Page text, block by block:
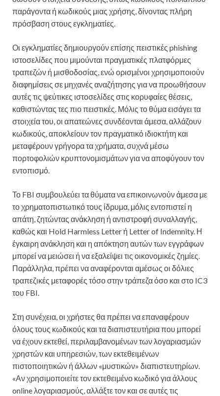
παράγοντα ή κωδικούς μιας χρήσης, δίνοντας πλήρη
πρόσβαση στους εγκληματίες.
Οι εγκληματίες δημιουργούν επίσης πειστικές phishing
ιστοσελίδες που μιμούνται πραγματικές πλατφόρμες
τραπεζών ή μισθοδοσίας, ενώ ορισμένοι χρησιμοποιούν
διαφημίσεις σε μηχανές αναζήτησης για να προωθήσουν
αυτές τις ψεύτικες ιστοσελίδες στις κορυφαίες θέσεις,
καθιστώντας τες πιο πειστικές. Μόλις το θύμα εισάγει τα
στοιχεία του, οι απατεώνες συνδέονται άμεσα, αλλάζουν
κωδικούς, αποκλείουν τον πραγματικό ιδιοκτήτη και
μεταφέρουν γρήγορα τα χρήματα, συχνά μέσω
πορτοφολιών κρυπτονομισμάτων για να αποφύγουν τον
εντοπισμό.
Το FBI συμβουλεύει τα θύματα να επικοινωνούν άμεσα με
το χρηματοπιστωτικό τους ίδρυμα, μόλις εντοπιστεί η
απάτη, ζητώντας ανάκληση ή αντιστροφή συναλλαγής,
καθώς και Hold Harmless Letter ή Letter of Indemnity. Η
έγκαιρη ανάκληση και η απόκτηση αυτών των εγγράφων
μπορεί να μειώσει ή να εξαλείψει τις οικονομικές ζημίες.
Παράλληλα, πρέπει να αναφέρονται αμέσως οι δόλιες
τραπεζικές μεταφορές τόσο στην τράπεζα όσο και στο IC3
του FBI.
Στη συνέχεια, οι χρήστες θα πρέπει να επαναφέρουν
όλους τους κωδικούς και τα διαπιστευτήρια που μπορεί
να έχουν εκτεθεί, περιλαμβανομένων των λογαριασμών
χρηστών και υπηρεσιών, των εκτεθειμένων
πιστοποιητικών ή άλλων «μυστικών» διαπιστευτηρίων.
«Αν χρησιμοποιείτε τον εκτεθειμένο κωδικό για άλλους
online λογαριασμούς, αλλάξτε τον και σε αυτές τις